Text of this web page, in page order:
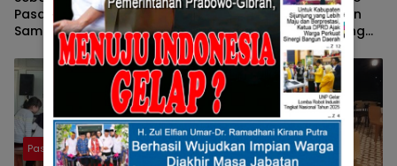
Pasaman, Nelfri Asfandi
Sambut Hangat
Kedatangan Pers Bersatu
Tuah Saiyo.
Bersilahturahmi Dengan
Kapolres Pasaman Yang
Baru.
Pasaman Pasaman